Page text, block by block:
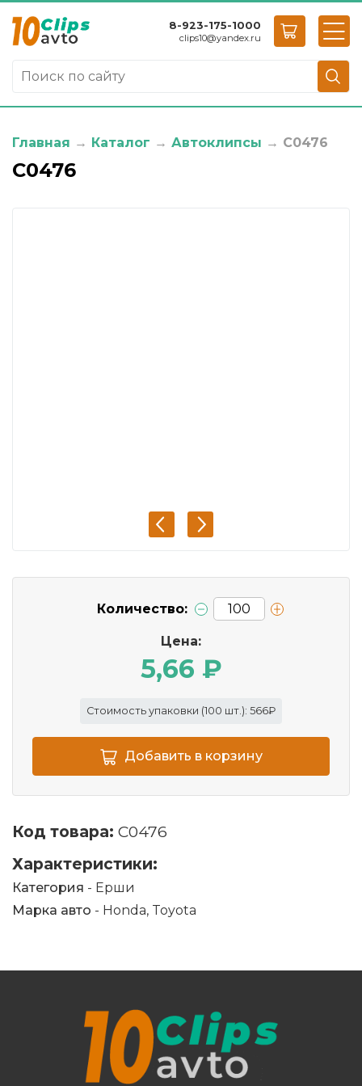
8-923-175-1000
clips10@yandex.ru
Главная → Каталог → Автоклипсы → C0476
C0476
Количество:
Цена:
5,66 ₽
Стоимость упаковки (100 шт.): 566₽
Добавить в корзину
Код товара: C0476
Характеристики:
Категория - Ерши
Марка авто - Honda, Toyota